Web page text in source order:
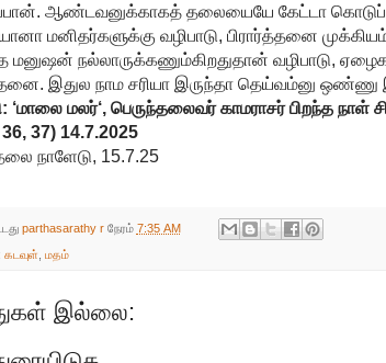
ஆண்டவனுக்காகத் தலையையே கேட்டா
மனிதர்களுக்கு வழிபாடு, பிரார்த்தனை
மனுஷன் நல்லாருக்கணும்கிறதுதான் வழிபாடு,
இதுல நாம சரியா இருந்தா தெய்வம்னு
‘மாலை மலர்‘, பெருந்தலைவர் காமராசர் பிறந்த நாள்
37) 14.7.2025
நாளேடு, 15.7.25
parthasarathy r நேரம் 7:35 AM
கடவுள் மதம்
இல்லை: